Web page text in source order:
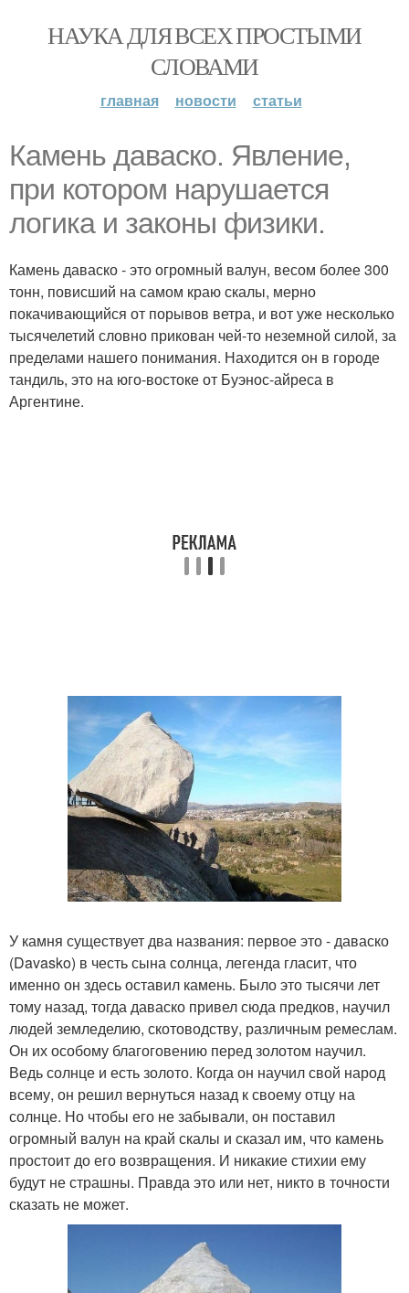
НАУКА ДЛЯ ВСЕХ ПРОСТЫМИ
СЛОВАМИ
главная новости статьи
Камень даваско. Явление,
при котором нарушается
логика и законы физики.
Камень даваско - это огромный валун, весом более 300
тонн, повисший на самом краю скалы, мерно
покачивающийся от порывов ветра, и вот уже несколько
тысячелетий словно прикован чей-то неземной силой, за
пределами нашего понимания. Находится он в городе
тандиль, это на юго-востоке от Буэнос-айреса в
Аргентине.
У камня существует два названия: первое это - даваско
(Davasko) в честь сына солнца, легенда гласит, что
именно он здесь оставил камень. Было это тысячи лет
тому назад, тогда даваско привел сюда предков, научил
людей земледелию, скотоводству, различным ремеслам.
Он их особому благоговению перед золотом научил.
Ведь солнце и есть золото. Когда он научил свой народ
всему, он решил вернуться назад к своему отцу на
солнце. Но чтобы его не забывали, он поставил
огромный валун на край скалы и сказал им, что камень
простоит до его возвращения. И никакие стихии ему
будут не страшны. Правда это или нет, никто в точности
сказать не может.